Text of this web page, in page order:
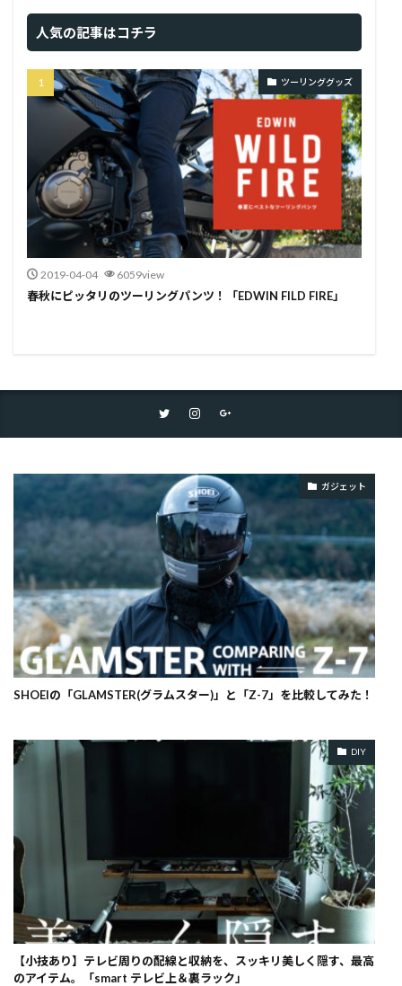
人気の記事はコチラ
ツーリンググッズ
2019-04-04 6059view
春秋にピッタリのツーリングパンツ！「EDWIN FILD FIRE」
ガジェット
SHOEIの「GLAMSTER(グラムスター)」と「Z-7」を比較してみた！
DIY
【小技あり】テレビ周りの配線と収納を、スッキリ美しく隠す、最高
のアイテム。「smart テレビ上＆裏ラック」